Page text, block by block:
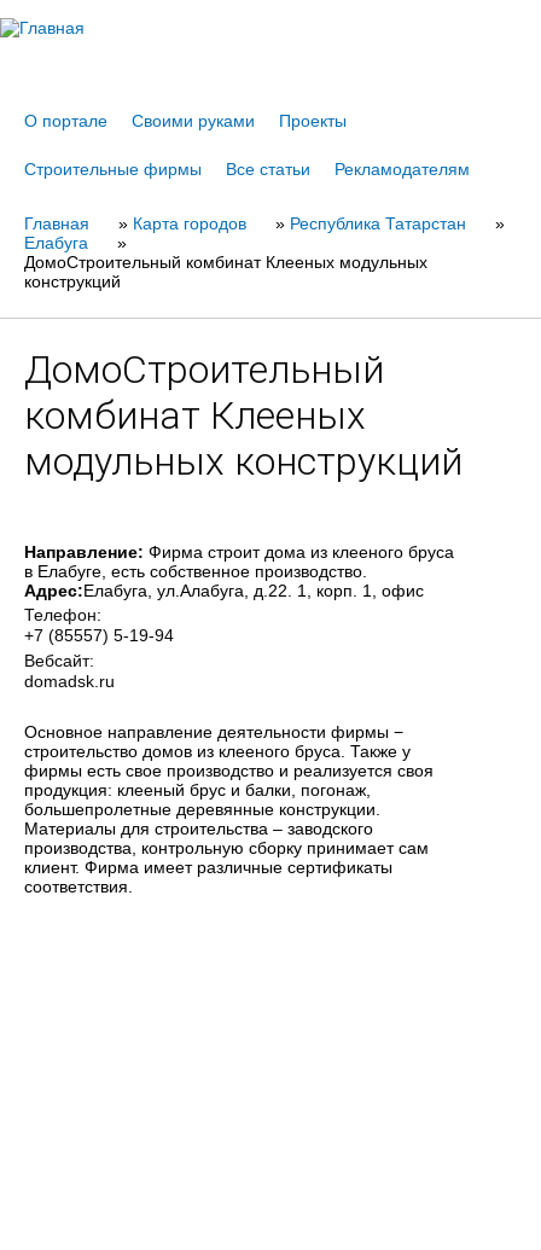
О портале Своими руками Проекты
Строительные фирмы Все статьи Рекламодателям
Вы
здесь
Главная » Карта городов » Республика Татарстан
»
Елабуга
»
ДомоСтроительный комбинат Клееных модульных
конструкций
ДомоСтроительный
комбинат Клееных
модульных конструкций
Направление: Фирма строит дома из клееного бруса
в Елабуге, есть собственное производство.
Адрес:Елабуга , ул.Алабуга, д.22. 1, корп. 1, офис
Телефон:
+7 (85557) 5-19-94
Вебсайт:
domadsk.ru
Основное направление деятельности фирмы −
строительство домов из клееного бруса. Также у
фирмы есть свое производство и реализуется своя
продукция: клееный брус и балки, погонаж,
большепролетные деревянные конструкции.
Материалы для строительства – заводского
производства, контрольную сборку принимает сам
клиент. Фирма имеет различные сертификаты
соответствия.